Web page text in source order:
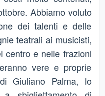
Abbiamo voluto
dei talenti e delle
teatrali ai musicisti,
centro e nelle frazioni
vere e proprie
Giuliano Palma, lo